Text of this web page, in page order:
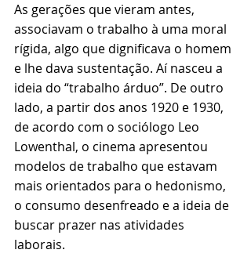
As gerações que vieram antes,
associavam o trabalho à uma moral
rígida, algo que dignificava o homem
e lhe dava sustentação. Aí nasceu a
ideia do “trabalho árduo”. De outro
lado, a partir dos anos 1920 e 1930,
de acordo com o sociólogo Leo
Lowenthal, o cinema apresentou
modelos de trabalho que estavam
mais orientados para o hedonismo,
o consumo desenfreado e a ideia de
buscar prazer nas atividades
laborais.